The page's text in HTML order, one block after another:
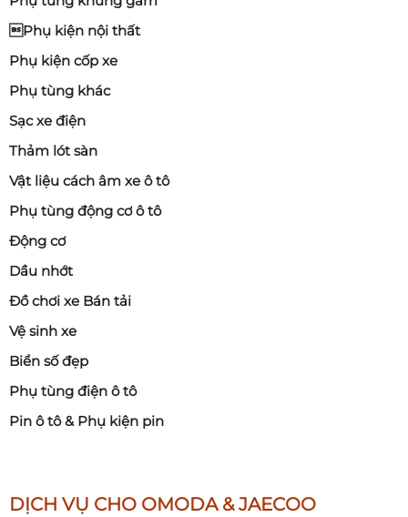
Phụ kiện nội thất
Phụ kiện cốp xe
Phụ tùng khác
Sạc xe điện
Thảm lót sàn
Vật liệu cách âm xe ô tô
Phụ tùng động cơ ô tô
Động cơ
Dầu nhớt
Đồ chơi xe Bán tải
Vệ sinh xe
Biển số đẹp
Phụ tùng điện ô tô
Pin ô tô & Phụ kiện pin
DỊCH VỤ CHO OMODA & JAECOO